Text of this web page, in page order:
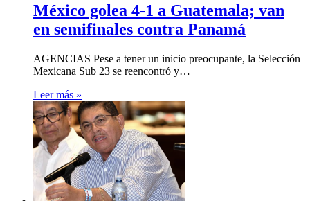
México golea 4-1 a Guatemala; van
en semifinales contra Panamá
AGENCIAS Pese a tener un inicio preocupante, la Selección
Mexicana Sub 23 se reencontró y…
Leer más »